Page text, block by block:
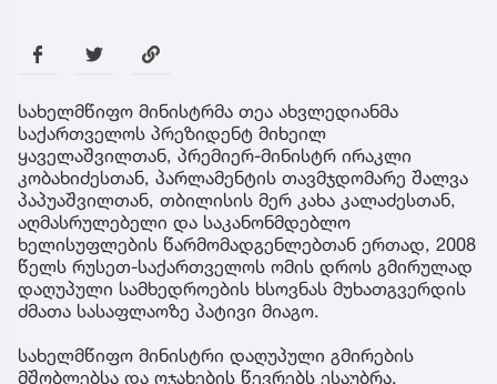
სახელმწიფო მინისტრმა თეა ახვლედიანმა
საქართველოს პრეზიდენტ მიხეილ
ყაველაშვილთან, პრემიერ-მინისტრ ირაკლი
კობახიძესთან, პარლამენტის თავმჯდომარე შალვა
პაპუაშვილთან, თბილისის მერ კახა კალაძესთან,
აღმასრულებელი და საკანონმდებლო
ხელისუფლების წარმომადგენლებთან ერთად, 2008
წელს რუსეთ-საქართველოს ომის დროს გმირულად
დაღუპული სამხედროების ხსოვნას მუხათგვერდის
ძმათა სასაფლაოზე პატივი მიაგო.
სახელმწიფო მინისტრი დაღუპული გმირების
მშობლებსა და ოჯახების წევრებს ესაუბრა,